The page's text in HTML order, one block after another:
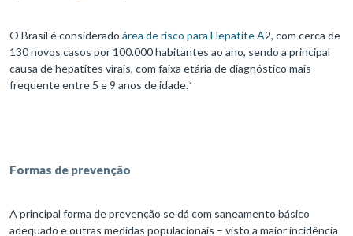
O Brasil é considerado área de risco para Hepatite A2, com cerca de
130 novos casos por 100.000 habitantes ao ano, sendo a principal
causa de hepatites virais, com faixa etária de diagnóstico mais
frequente entre 5 e 9 anos de idade.²
Formas de prevenção
A principal forma de prevenção se dá com saneamento básico
adequado e outras medidas populacionais – visto a maior incidência